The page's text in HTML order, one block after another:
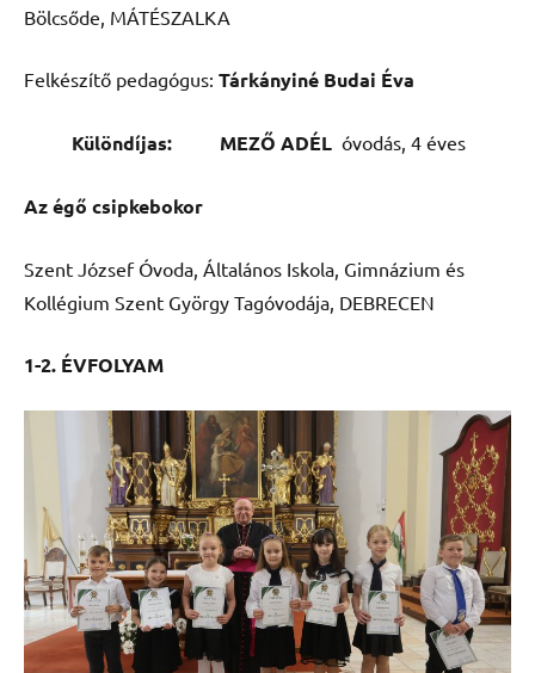
Bölcsőde, MÁTÉSZALKA
Felkészítő pedagógus: Tárkányiné Budai Éva
Különdíjas: MEZŐ ADÉL óvodás, 4 éves
Az égő csipkebokor
Szent József Óvoda, Általános Iskola, Gimnázium és
Kollégium Szent György Tagóvodája, DEBRECEN
1-2. ÉVFOLYAM